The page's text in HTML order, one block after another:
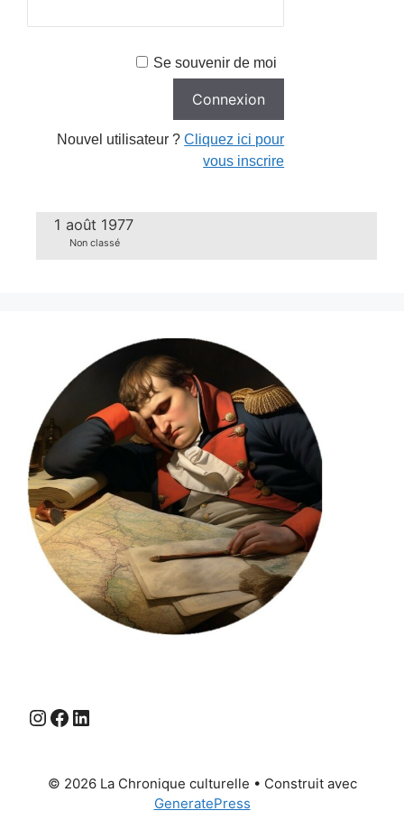
Se souvenir de moi
Nouvel utilisateur ?Cliquez ici pour
vous inscrire
1 août 1977
Non classé
Instagram
Facebook
LinkedIn
© 2026 La Chronique culturelle • Construit avec
GeneratePress